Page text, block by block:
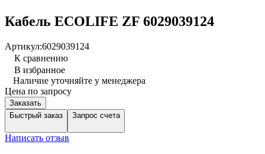
Кабель ECOLIFE ZF 6029039124
Артикул:6029039124
К сравнению
В избранное
Наличие уточняйте у менеджера
Цена по запросу
Заказать
Быстрый заказ
Запрос счета
Написать отзыв